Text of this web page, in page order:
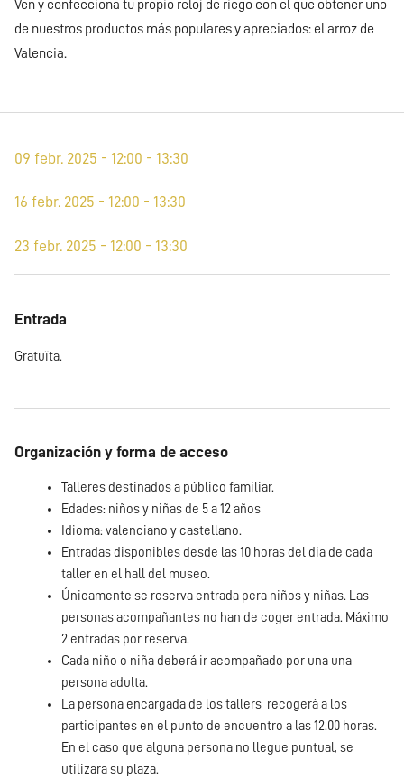
Ven y confecciona tu propio reloj de riego con el que obtener uno
de nuestros productos más populares y apreciados: el arroz de
Valencia.
09 febr. 2025 - 12:00 - 13:30
16 febr. 2025 - 12:00 - 13:30
23 febr. 2025 - 12:00 - 13:30
Entrada
Gratuïta.
Organización y forma de acceso
Talleres destinados a público familiar.
Edades: niños y niñas de 5 a 12 años
Idioma: valenciano y castellano.
Entradas disponibles desde las 10 horas del dia de cada
taller en el hall del museo.
Únicamente se reserva entrada pera niños y niñas. Las
personas acompañantes no han de coger entrada. Máximo
2 entradas por reserva.
Cada niño o niña deberá ir acompañado por una una
persona adulta.
La persona encargada de los tallers recogerá a los
participantes en el punto de encuentro a las 12.00 horas.
En el caso que alguna persona no llegue puntual, se
utilizara su plaza.